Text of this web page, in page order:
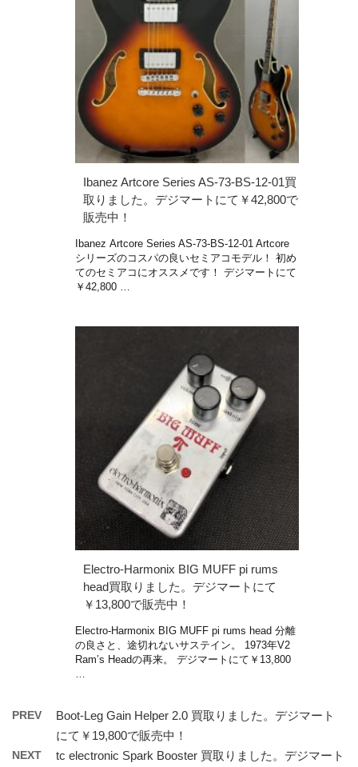
Ibanez Artcore Series AS-73-BS-12-01買
取りました。デジマートにて￥42,800で
販売中！
Ibanez Artcore Series AS-73-BS-12-01 Artcore
シリーズのコスパの良いセミアコモデル！ 初め
てのセミアコにオススメです！ デジマートにて
￥42,800 …
Electro-Harmonix BIG MUFF pi rums
head買取りました。デジマートにて
￥13,800で販売中！
Electro-Harmonix BIG MUFF pi rums head 分離
の良さと、途切れないサステイン。 1973年V2
Ram’s Headの再来。 デジマートにて￥13,800
PREV
Boot-Leg Gain Helper 2.0 買取りました。デジマート
にて￥19,800で販売中！
NEXT
tc electronic Spark Booster 買取りました。デジマート